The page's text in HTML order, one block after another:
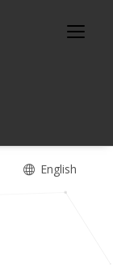
English